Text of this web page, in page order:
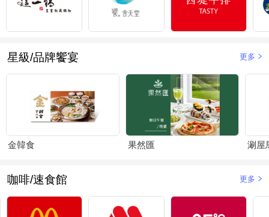
星級/品牌饗宴 更多
金韓食 果然匯 涮屋
咖啡/速食館 更多